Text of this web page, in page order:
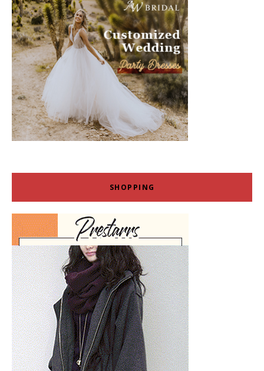
SHOPPING